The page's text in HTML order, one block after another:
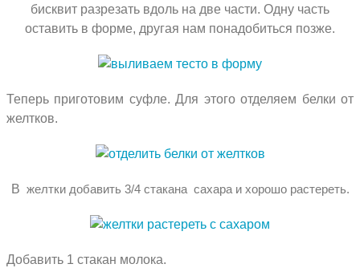
бисквит разрезать вдоль на две части. Одну часть
оставить в форме, другая нам понадобиться позже.
Теперь приготовим суфле. Для этого отделяем белки от
желтков.
В желтки добавить 3/4 стакана сахара и хорошо растереть.
Добавить 1 стакан молока.